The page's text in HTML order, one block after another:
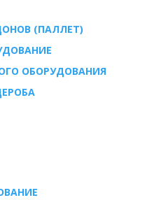
(ПАЛЛЕТ)
ОБОРУДОВАНИЯ